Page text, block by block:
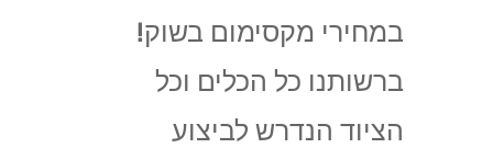
במחירי מקסימום בשוק!
ברשותנו כל הכלים וכל
הציוד הנדרש לביצוע